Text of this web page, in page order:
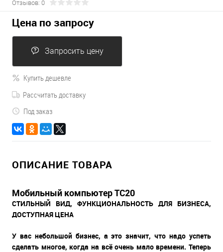
Отзывов: 0
Цена по запросу
Запросить цену
Купить дешевле
Рассчитать доставку
Под заказ
ОПИСАНИЕ ТОВАРА
Мобильный компьютер TC20
СТИЛЬНЫЙ ВИД, ФУНКЦИОНАЛЬНОСТЬ ДЛЯ БИЗНЕСА,
ДОСТУПНАЯ ЦЕНА
У вас небольшой бизнес, а это значит, что надо успеть
сделать многое, когда на всё очень мало времени. Теперь